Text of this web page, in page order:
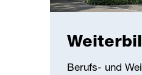
Berufs- und